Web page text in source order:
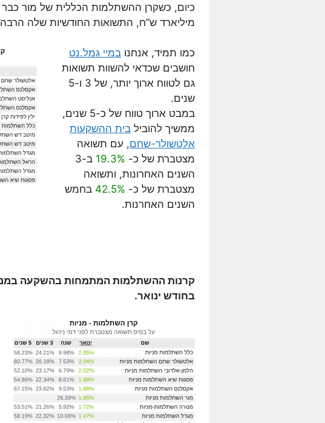
מיליארד ש”ח, התשואות החודשיות שלה הרבה
כמו תמיד, אנחנו במיי גמל.נט
חושבים שכדאי להשוות תשואות
גם לטווח ארוך יותר, של 3 ו-5
שנים.
במבט ארוך טווח של כ-5 שנים,
ממשיך להוביל בית ההשקעות
אלטשולר-שחם, עם תשואה
מצטברת של כ- 19.3%
ב-3
השנים האחרונות, ותשואה
מצטברת של כ- 42.5% בחמש
השנים האחרנות.
קרנות ההשתלמות המתמחות בהשקעה
בחודש ינואר.